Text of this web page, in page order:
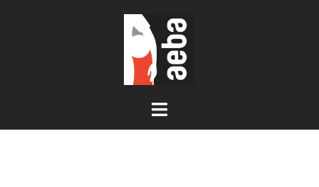
Alternar